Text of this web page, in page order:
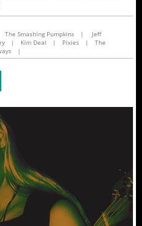
The Smashing Pumpkins |
Jeff
| Kim Deal | Pixies |
The
|